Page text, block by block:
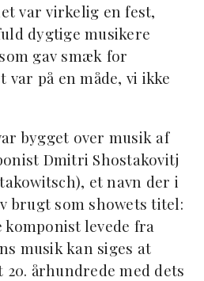
var virkelig en fest,
dygtige musikere
gav smæk for
var på en måde, vi ikke
bygget over musik af
Dmitri Shostakovitj
et navn der i
brugt som showets titel:
komponist levede fra
musik kan siges at
århundrede med dets